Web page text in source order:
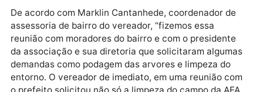
Providências do Vereador
Aleks Palitot